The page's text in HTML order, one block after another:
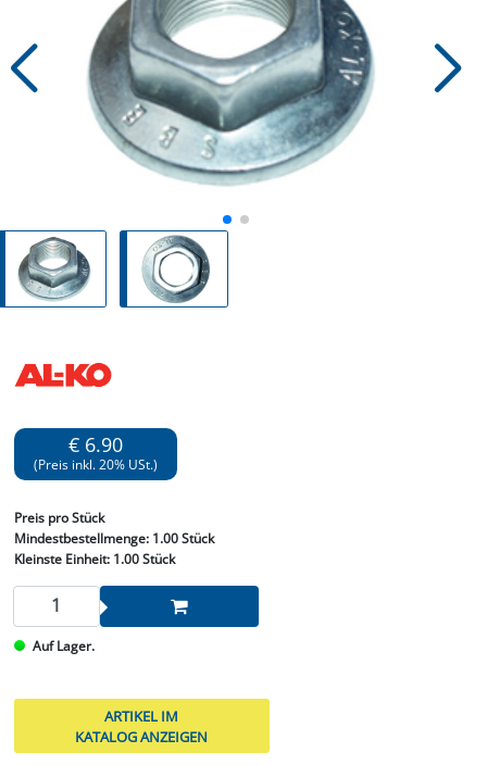
€ 6.90
(Preis inkl. 20% USt.)
Preis pro Stück
Mindestbestellmenge: 1.00 Stück
Kleinste Einheit:1.00 Stück
Auf Lager.
ARTIKEL IM
KATALOG ANZEIGEN